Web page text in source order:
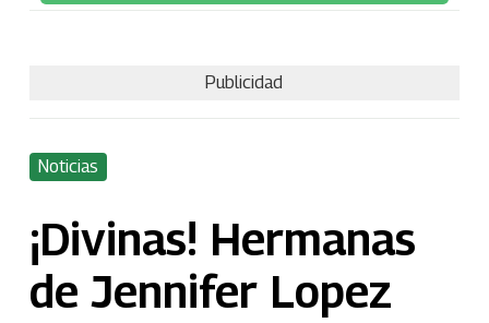
Publicidad
Noticias
¡Divinas! Hermanas
de Jennifer Lopez